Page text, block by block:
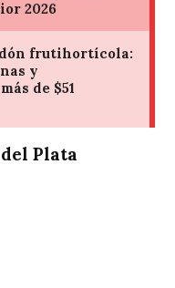
Plata